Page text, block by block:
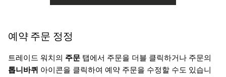
예약 주문 정정
트레이드 워치의 주문 탭에서 주문을 더블 클릭하거나 주문의
톱니바퀴 아이콘을 클릭하여 예약 주문을 수정할 수도 있습니